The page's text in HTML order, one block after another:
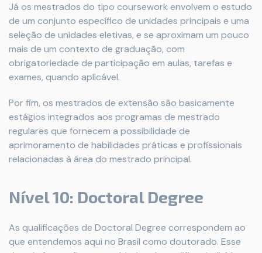
Já os mestrados do tipo coursework envolvem o estudo
de um conjunto específico de unidades principais e uma
seleção de unidades eletivas, e se aproximam um pouco
mais de um contexto de graduação, com
obrigatoriedade de participação em aulas, tarefas e
exames, quando aplicável.
Por fim, os mestrados de extensão são basicamente
estágios integrados aos programas de mestrado
regulares que fornecem a possibilidade de
aprimoramento de habilidades práticas e profissionais
relacionadas à área do mestrado principal.
Nível 10: Doctoral Degree
As qualificações de Doctoral Degree correspondem ao
que entendemos aqui no Brasil como doutorado. Esse